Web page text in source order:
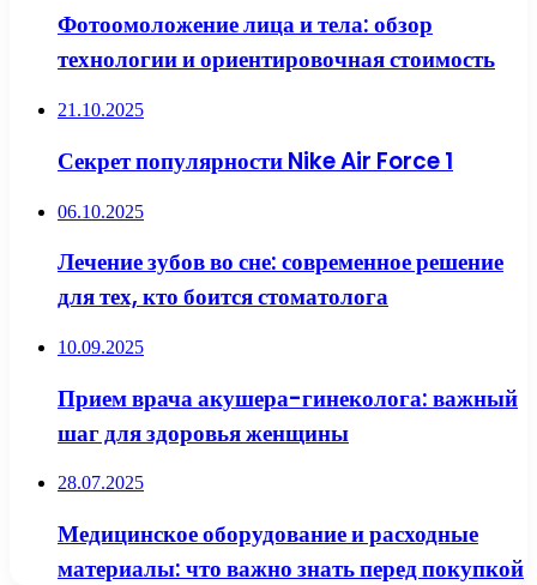
Фотоомоложение лица и тела: обзор
технологии и ориентировочная стоимость
21.10.2025
Секрет популярности Nike Air Force 1
06.10.2025
Лечение зубов во сне: современное решение
для тех, кто боится стоматолога
10.09.2025
Прием врача акушера-гинеколога: важный
шаг для здоровья женщины
28.07.2025
Медицинское оборудование и расходные
материалы: что важно знать перед покупкой